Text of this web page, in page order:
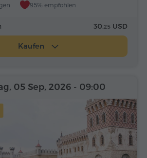
95% empfohlen
30.25 USD
Kaufen
05 Sep, 2026 - 09:00